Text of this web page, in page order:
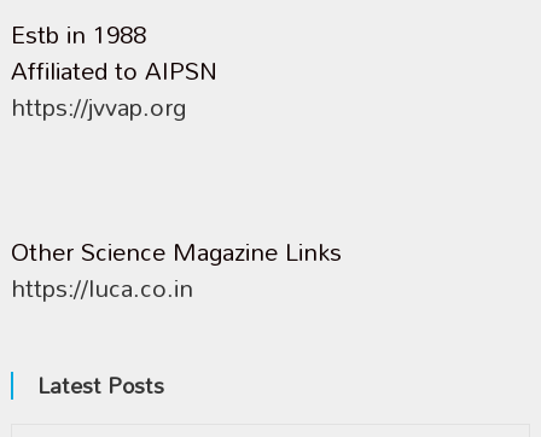
Estb in 1988
Affiliated to AIPSN
https://jvvap.org
Other Science Magazine Links
https://luca.co.in
Latest Posts